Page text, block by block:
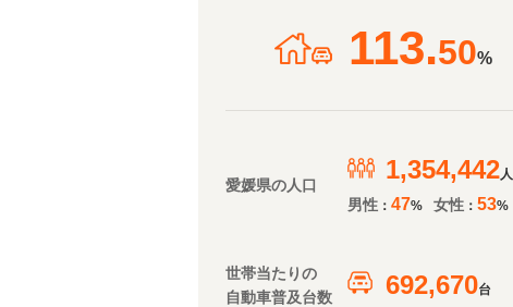
113.50%
愛媛県の人口
1,354,442人
男性 ： 47% 女性 ： 53%
世帯当たりの
自動車普及台数
692,670台